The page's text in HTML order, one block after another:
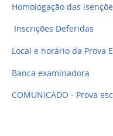
Homologação das
Inscrições Deferidas
Local e horário da Prova
Banca examinadora
COMUNICADO - Prova